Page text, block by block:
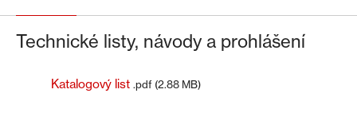
Technické listy, návody a prohlášení
Katalogový list .pdf (2.88 MB)